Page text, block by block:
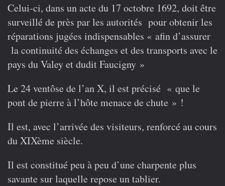
Celui-ci, dans un acte du 17 octobre 1692, doit être
surveillé de près par les autorités pour obtenir les
réparations jugées indispensables « afin d’assurer
la continuité des échanges et des transports avec le
pays du Valey et dudit Faucigny »
Le 24 ventôse de l’an X, il est précisé « que le
pont de pierre à l’hôte menace de chute » !
Il est, avec l’arrivée des visiteurs, renforcé au cours
du XIXème siècle.
Il est constitué peu à peu d’une charpente plus
savante sur laquelle repose un tablier.